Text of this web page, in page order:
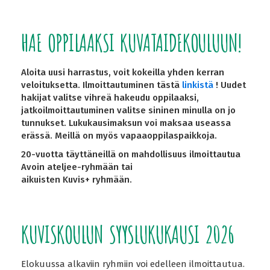
HAE OPPILAAKSI KUVATAIDEKOULUUN!
Aloita uusi harrastus, voit kokeilla yhden kerran
veloituksetta. Ilmoittautuminen tästä linkistä ! Uudet
hakijat valitse vihreä hakeudu oppilaaksi,
jatkoilmoittautuminen valitse sininen minulla on jo
tunnukset. Lukukausimaksun voi maksaa useassa
erässä. Meillä on myös vapaaoppilaspaikkoja.
20-vuotta täyttäneillä on mahdollisuus ilmoittautua
Avoin ateljee-ryhmään tai
aikuisten Kuvis+ ryhmään.
KUVISKOULUN SYYSLUKUKAUSI 2026
Elokuussa alkaviin ryhmiin voi edelleen ilmoittautua.